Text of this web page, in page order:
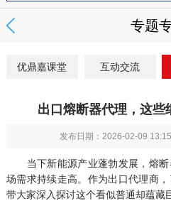
专题
优鼎嘉课堂 互动交流
出口熔断器代理，这些
发布日期：2026-02-09
当下新能源产业蓬勃发展，熔断
场需求持续走高。作为出口代理商
带大家深入探讨这个看似普通却蕴藏